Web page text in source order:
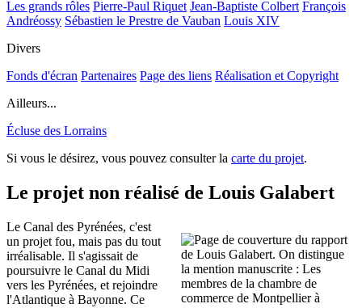
Les grands rôles Pierre-Paul Riquet Jean-Baptiste Colbert François
Andréossy Sébastien le Prestre de Vauban Louis XIV
Divers
Fonds d'écran Partenaires Page des liens Réalisation et Copyright
Ailleurs...
Écluse des Lorrains
Si vous le désirez, vous pouvez consulter la carte du projet.
Le projet non réalisé de Louis Galabert
Le Canal des Pyrénées, c'est
un projet fou, mais pas du tout
irréalisable. Il s'agissait de
poursuivre le Canal du Midi
vers les Pyrénées, et rejoindre
l'Atlantique à Bayonne. Ce